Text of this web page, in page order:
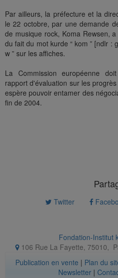
Par ailleurs, la préfecture et la
le 22 octobre, par une demande
de musique rock, Koma Rewsen,
du fait du mot kurde “ kom ” [ndlr :
w ” sur les affiches.
La Commission européenne
rapport d'évaluation sur les
espère pouvoir entamer des
fin de 2004.
Twitter
Fondation-Institut
106 Rue La Fayette, 75010,
Publication en vente | Plan du
Newsletter|